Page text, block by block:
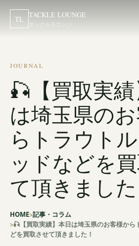
TL TACKLE LOUNGE
タックルラウンジ
JOURNAL
🎣【買取実
は埼玉県の
らトラウト
ッドなどを
て頂きました
HOME 記事・コラム
🎣【買取実績】本日は埼玉県のお客様から
どを買取させて頂きました！